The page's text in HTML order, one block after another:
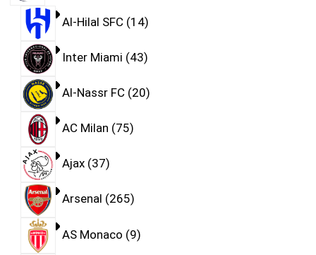
Al-Hilal SFC 14
Inter Miami 43
Al-Nassr FC 20
AC Milan 75
Ajax 37
Arsenal 265
AS Monaco 9